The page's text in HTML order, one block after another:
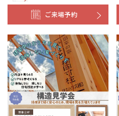
ご来場予約